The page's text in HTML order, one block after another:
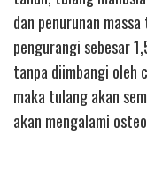
dan penurunan
pengurangi sebesar
tanpa diimbangi oleh
maka tulang akan
akan mengalami